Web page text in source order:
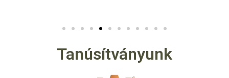
Tanúsítványunk